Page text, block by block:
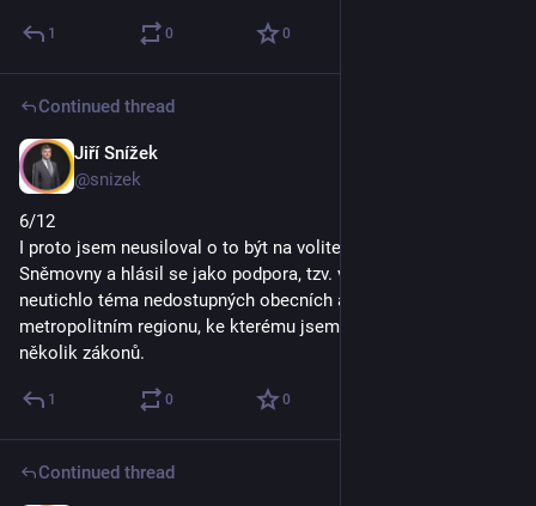
1 0 0
Continued thread
Jiří Snížek
@snizek
6/12
I proto jsem neusiloval o to být na volitelném místě do
Sněmovny a hlásil se jako podpora, tzv. vata, aby úplně
neutichlo téma nedostupných obecních a krajských škol v
metropolitním regionu, ke kterému jsem nechal připravit
několik zákonů.
1 0 0
Continued thread